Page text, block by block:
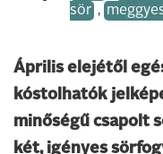
sör ,
Április elejétől
kóstolhatók
minőségű csapolt
két, igényes